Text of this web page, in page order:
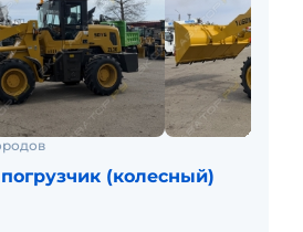
(колесный)